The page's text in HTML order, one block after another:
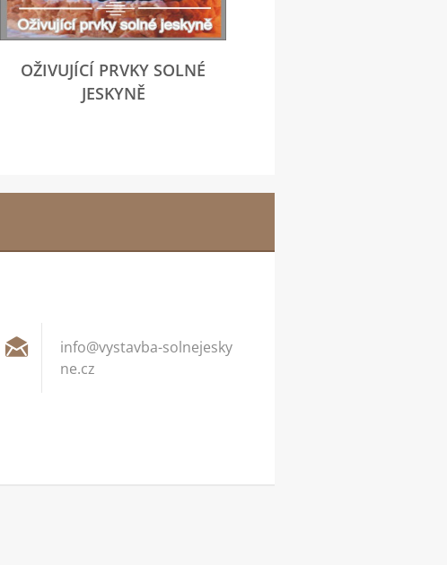
OŽIVUJÍCÍ PRVKY SOLNÉ
JESKYNĚ
info@vystavba-solnejesky
ne.cz